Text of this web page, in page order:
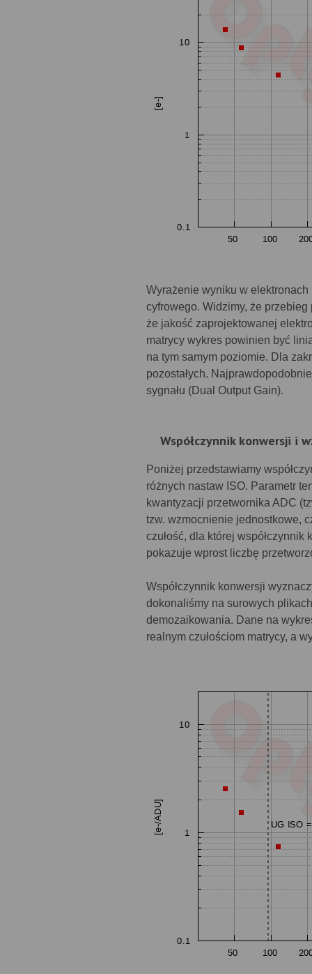
Wyrażenie wyniku w
cyfrowego. Widzimy, że
że jakość zaprojektowanej
matrycy wykres powinien być
na tym samym poziomie. Dla
pozostałych.
sygnału (Dual Output Gain).
Współczynnik konwersji i
Poniżej przedstawiamy
różnych nastaw ISO. Parametr
kwantyzacji przetwornika ADC
tzw. wzmocnienie jednostkowe,
czułość, dla której
pokazuje wprost liczbę
Współczynnik konwersji
dokonaliśmy na surowych
demozaikowania. Dane na
realnym czułościom matrycy, a